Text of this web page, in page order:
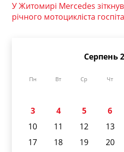
У Житомирі Mercedes
річного мотоцикліста
Серпень
Пн Вт Ср Чт
3
4 5 6
10
11 12 13
17
18 19 20